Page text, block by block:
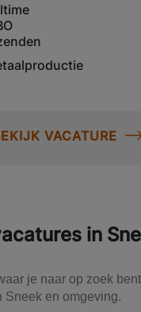
VACATURE
in
je naar op zoek
Sneek en omgeving.